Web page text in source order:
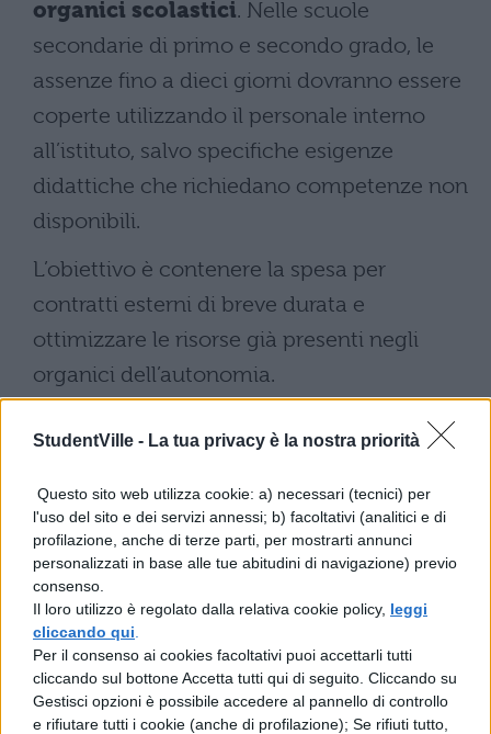
StudentVille - La tua privacy è la nostra priorità
Questo sito web utilizza cookie: a) necessari (tecnici) per
l'uso del sito e dei servizi annessi; b) facoltativi (analitici e di
profilazione, anche di terze parti, per mostrarti annunci
personalizzati in base alle tue abitudini di navigazione) previo
consenso.
Il loro utilizzo è regolato dalla relativa cookie policy, leggi
cliccando qui
Per il consenso ai cookies facoltativi puoi accettarli tutti
cliccando sul bottone Accetta tutti qui di seguito. Cliccando su
Gestisci opzioni è possibile accedere al pannello di controllo
e rifiutare tutti i cookie (anche di profilazione); Se rifiuti tutto,
organici scolastici. Nelle scuole
secondarie di primo e secondo grado, le
assenze fino a dieci giorni dovranno essere
coperte utilizzando il personale interno
all’istituto, salvo specifiche esigenze
didattiche che richiedano competenze non
disponibili.
L’obiettivo è contenere la spesa per
contratti esterni di breve durata e
ottimizzare le risorse già presenti negli
organici dell’autonomia.
dell’infanzia e primaria resta invece la
discrezionalità del dirigente scolastico: in
base alle necessità degli alunni, è possibile
scegliere se ricorrere al personale interno
oppure nominare un supplente esterno fin
dal primo giorno di assenza, garantendo
così continuità educativa soprattutto per gli
studenti con disabilità.